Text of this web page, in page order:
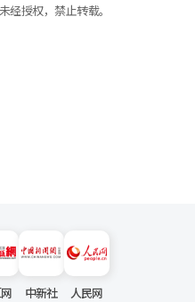
经授权，禁止转载。
中新社 人民网